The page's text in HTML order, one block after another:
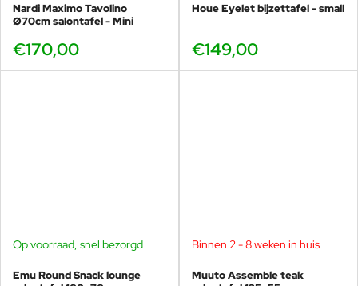
Nardi Maximo Tavolino
Ø70cm salontafel - Mini
€170,00
Houe Eyelet bijzettafel - small
€149,00
Op voorraad, snel bezorgd
Emu Round Snack lounge
Binnen 2 - 8 weken in huis
Muuto Assemble teak